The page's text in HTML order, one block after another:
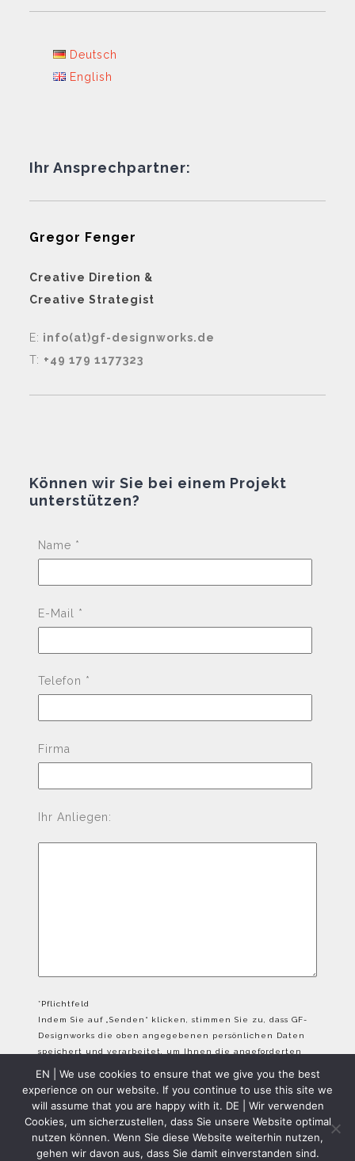
Deutsch
English
Ihr Ansprechpartner:
Gregor Fenger
Creative Diretion &
Creative Strategist
E: info(at)gf-designworks.de
T: +49 179 1177323
Können wir Sie bei einem Projekt
unterstützen?
Name *
E-Mail *
Telefon *
Firma
Ihr Anliegen:
*Pflichtfeld
Indem Sie auf „Senden“ klicken, stimmen Sie zu, dass GF-
Designworks die oben angegebenen persönlichen Daten
speichert und verarbeitet, um Ihnen die angeforderten
Inhalte bereitzustellen.
EN | We use cookies to ensure that we give you the best
experience on our website. If you continue to use this site we
will assume that you are happy with it. DE | Wir verwenden
Cookies, um sicherzustellen, dass Sie unsere Website optimal
nutzen können. Wenn Sie diese Website weiterhin nutzen,
gehen wir davon aus, dass Sie damit einverstanden sind.